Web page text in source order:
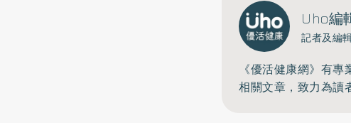
Uho編
記者及編
《優活健康網》有
相關文章，致力為讀